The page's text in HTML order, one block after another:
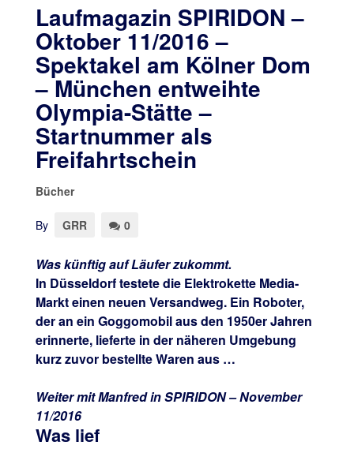
Laufmagazin SPIRIDON –
Oktober 11/2016 –
Spektakel am Kölner Dom
– München entweihte
Olympia-Stätte –
Startnummer als
Freifahrtschein
Bücher
By GRR 0
Was künftig auf Läufer zukommt.
In Düsseldorf testete die Elektrokette Media-
Markt einen neuen Versandweg. Ein Roboter,
der an ein Goggomobil aus den 1950er Jahren
erinnerte, lieferte in der näheren Umgebung
kurz zuvor bestellte Waren aus …
Weiter mit Manfred in SPIRIDON – November
11/2016
Was lief